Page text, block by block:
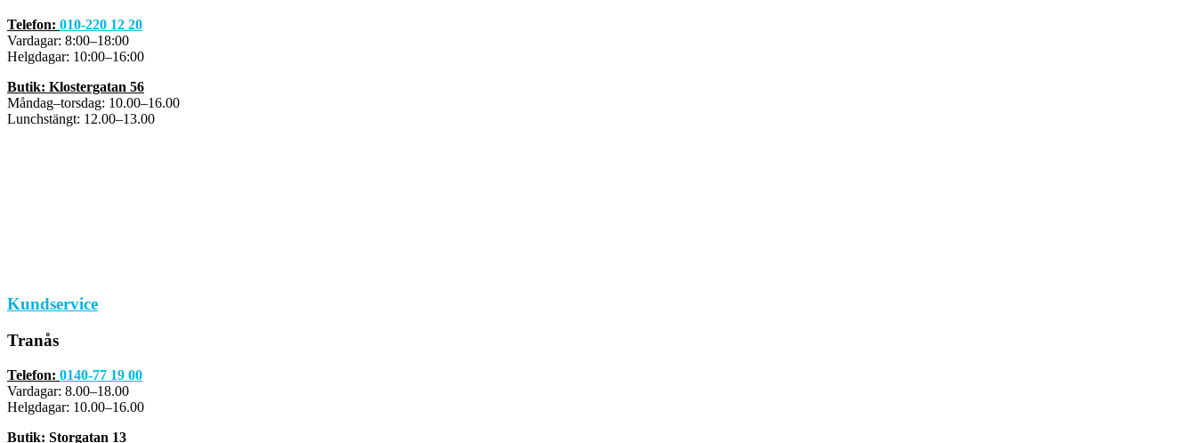
Telefon: 010-220 12 20
Vardagar: 8:00–18:00
Helgdagar: 10:00–16:00
Butik: Klostergatan 56
Måndag–torsdag: 10.00–16.00
Lunchstängt: 12.00–13.00
Kundservice
Tranås
Telefon: 0140-77 19 00
Vardagar: 8.00–18.00
Helgdagar: 10.00–16.00
Butik: Storgatan 13